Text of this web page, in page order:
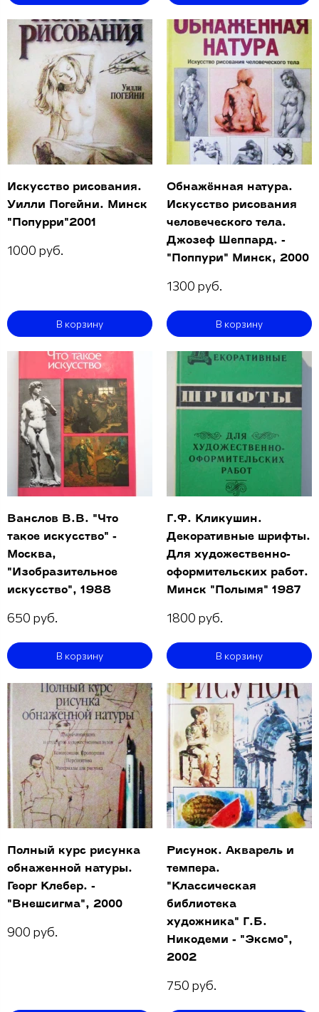
Искусство рисования.
Уилли Погейни. Минск
"Попурри"2001
1000 руб.
В корзину
Обнажённая натура.
Искусство рисования
человеческого тела.
Джозеф Шеппард. -
"Поппури" Минск, 2000
1300 руб.
В корзину
Ванслов В.В. "Что
такое искусство" -
Москва,
"Изобразительное
искусство", 1988
650 руб.
В корзину
Г.Ф. Кликушин.
Декоративные шрифты.
Для художественно-
оформительских работ.
Минск "Полымя" 1987
1800 руб.
В корзину
Полный курс рисунка
обнаженной натуры.
Георг Клебер. -
"Внешсигма", 2000
900 руб.
Рисунок. Акварель и
темпера.
"Классическая
библиотека
художника" Г.Б.
Никодеми - "Эксмо",
2002
750 руб.